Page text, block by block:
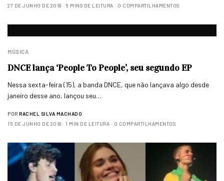
27 DE JUNHO DE 2018
5 MINS DE LEITURA 0 COMPARTILHAMENTOS
MÚSICA
DNCE lança ‘People To People’, seu segundo EP
Nessa sexta-feira (15), a banda DNCE, que não lançava algo desde
janeiro desse ano, lançou seu…
POR RACHEL SILVA MACHADO
15 DE JUNHO DE 2018
1 MIN DE LEITURA 0 COMPARTILHAMENTOS